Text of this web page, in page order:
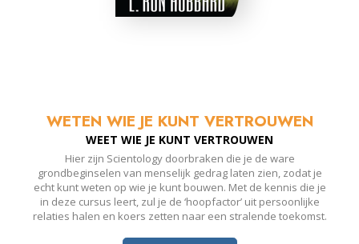
WETEN WIE JE KUNT VERTROUWEN
WEET WIE JE KUNT VERTROUWEN
Hier zijn Scientology doorbraken die je de ware
grondbeginselen van menselijk gedrag laten zien, zodat je
echt kunt weten op wie je kunt bouwen. Met de kennis die je
in deze cursus leert, zul je de ‘hoopfactor’ uit persoonlijke
relaties halen en koers zetten naar een stralende toekomst.